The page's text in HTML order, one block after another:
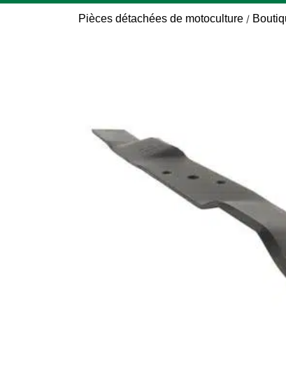
Pièces détachées de motoculture /